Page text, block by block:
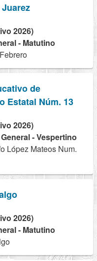
2026)
- Matutino
de
Estatal Núm. 13
2026)
- Vespertino
López Mateos Num.
2026)
- Matutino